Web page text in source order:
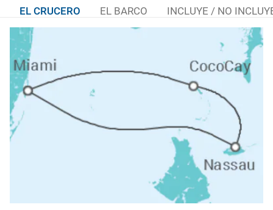
EL CRUCERO EL BARCO INCLUYE / NO